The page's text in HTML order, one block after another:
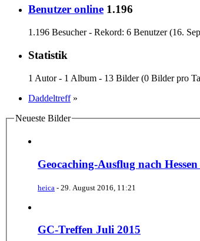
Benutzer online 1.196
1.196 Besucher - Rekord: 6 Benutzer (16.
Statistik
1 Autor - 1 Album - 13 Bilder (0 Bilder pro
Daddeltreff »
Neueste Bilder
Geocaching-Ausflug nach
heica - 29. August 2016, 11:21
GC-Treffen Juli 2015